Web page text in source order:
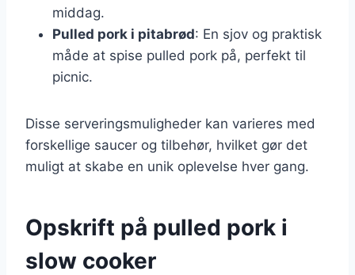
middag.
Pulled pork i pitabrød: En sjov og praktisk
måde at spise pulled pork på, perfekt til
picnic.
Disse serveringsmuligheder kan varieres med
forskellige saucer og tilbehør, hvilket gør det
muligt at skabe en unik oplevelse hver gang.
Opskrift på pulled pork i
slow cooker